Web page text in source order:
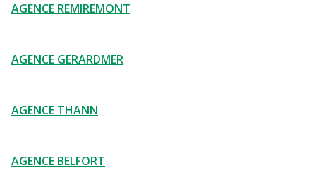
AGENCE REMIREMONT
AGENCE GERARDMER
AGENCE THANN
AGENCE BELFORT